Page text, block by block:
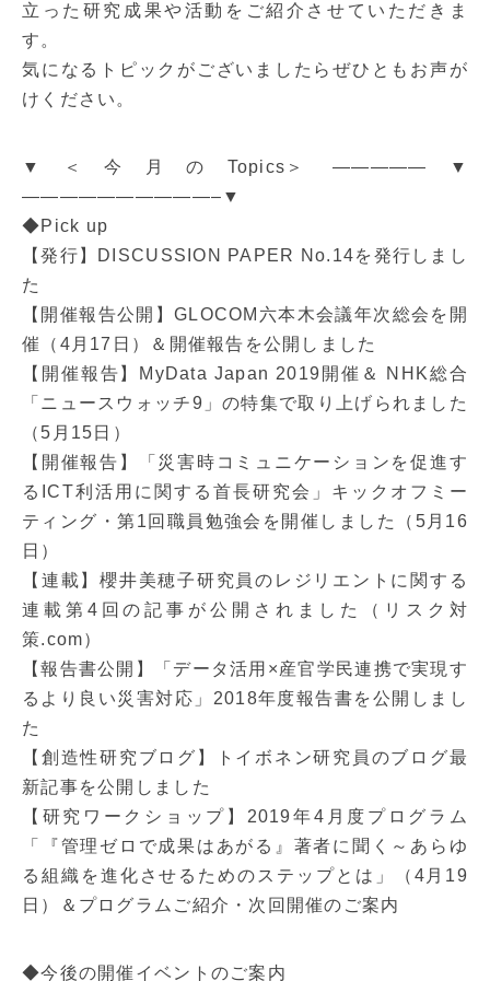
立った研究成果や活動をご紹介させていただきま
す。
気になるトピックがございましたらぜひともお声が
けください。
▼＜今月のTopics＞ —————▼
——————————–▼
◆Pick up
【発行】DISCUSSION PAPER No.14を発行しまし
た
【開催報告公開】GLOCOM六本木会議年次総会を開
催（4月17日）＆開催報告を公開しました
【開催報告】MyData Japan 2019開催＆ NHK総合
「ニュースウォッチ9」の特集で取り上げられました
（5月15日）
【開催報告】「災害時コミュニケーションを促進す
るICT利活用に関する首長研究会」キックオフミー
ティング・第1回職員勉強会を開催しました（5月16
日）
【連載】櫻井美穂子研究員のレジリエントに関する
連載第4回の記事が公開されました（リスク対
策.com）
【報告書公開】「データ活用×産官学民連携で実現す
るより良い災害対応」2018年度報告書を公開しまし
た
【創造性研究ブログ】トイボネン研究員のブログ最
新記事を公開しました
【研究ワークショップ】2019年4月度プログラム
「『管理ゼロで成果はあがる』著者に聞く～あらゆ
る組織を進化させるためのステップとは」（4月19
日）＆プログラムご紹介・次回開催のご案内
◆今後の開催イベントのご案内